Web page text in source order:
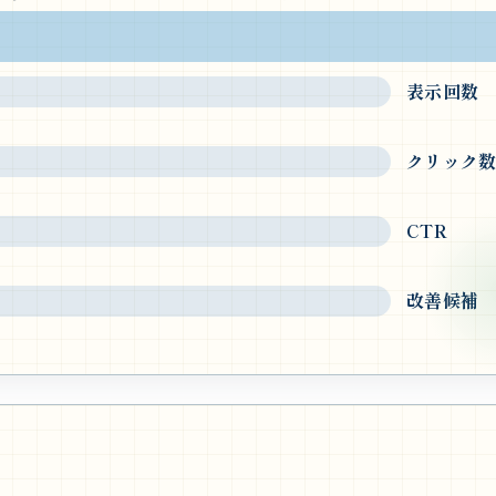
表示回数
クリック数
CTR
改善候補